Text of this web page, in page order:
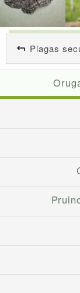
Plagas